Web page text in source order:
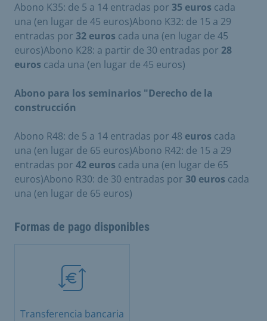
Abono K35: de 5 a 14 entradas por 35 euros cada
una (en lugar de 45 euros)Abono K32: de 15 a 29
entradas por 32 euros cada una (en lugar de 45
euros)Abono K28: a partir de 30 entradas por 28
euros cada una (en lugar de 45 euros)
Abono para los seminarios "Derecho de la
construcción
Abono R48: de 5 a 14 entradas por 48 euros cada
una (en lugar de 65 euros)Abono R42: de 15 a 29
entradas por 42 euros cada una (en lugar de 65
euros)Abono R30: de 30 entradas por 30 euros cada
una (en lugar de 65 euros)
Formas de pago disponibles
Transferencia bancaria